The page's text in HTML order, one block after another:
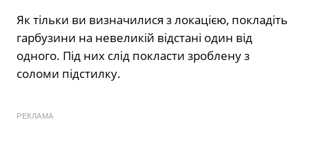
Як тільки ви визначилися з локацією, покладіть
гарбузини на невеликій відстані один від
одного. Під них слід покласти зроблену з
соломи підстилку.
РЕКЛАМА